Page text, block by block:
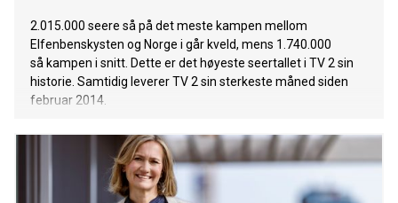
2.015.000 seere så på det meste kampen mellom
Elfenbenskysten og Norge i går kveld, mens 1.740.000
så kampen i snitt. Dette er det høyeste seertallet i TV 2 sin
historie. Samtidig leverer TV 2 sin sterkeste måned siden
februar 2014.